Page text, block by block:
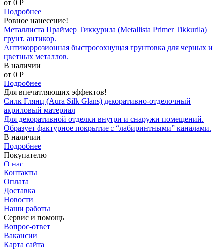
от 0 P
Подробнее
Ровное нанесение!
Металлиста Праймер Тиккурила (Metallista Primer Tikkurila)
грунт. антикор.
Антикоррозионная быстросохнущая грунтовка для черных и
цветных металлов.
В наличии
от 0 P
Подробнее
Для впечатляющих эффектов!
Силк Глянц (Aura Silk Glans) декоративно-отделочный
акриловый материал
Для декоративной отделки внутри и снаружи помещений.
Образует фактурное покрытие с “лабиринтными” каналами.
В наличии
Подробнее
Покупателю
О нас
Контакты
Оплата
Доставка
Новости
Наши работы
Сервис и помощь
Вопрос-ответ
Вакансии
Карта сайта